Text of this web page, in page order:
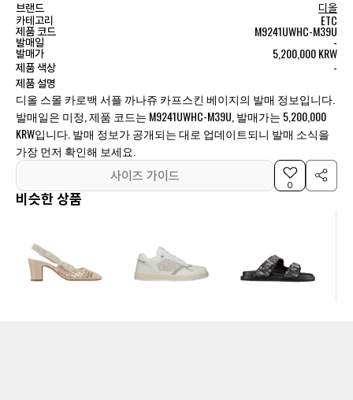
브랜드
디올
카테고리
ETC
제품 코드 M9241UWHC-M39U
발매일 -
발매가 5,200,000 KRW
제품 색상 -
제품 설명
디올 스몰 카로백 서플 까나쥬 카프스킨 베이지의 발매 정보입니다.
발매일은 미정, 제품 코드는 M9241UWHC-M39U, 발매가는 5,200,000
KRW입니다. 발매 정보가 공개되는 대로 업데이트되니 발매 소식을
가장 먼저 확인해 보세요.
사이즈 가이드
0
비슷한 상품